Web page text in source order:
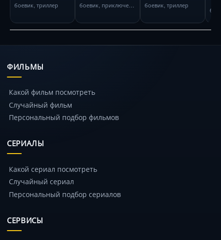
боевик, триллер боевик, триллер
ФИЛЬМЫ
Какой фильм посмотреть
Случайный фильм
Персональный подбор фильмов
СЕРИАЛЫ
Какой сериал посмотреть
Случайный сериал
Персональный подбор сериалов
СЕРВИСЫ